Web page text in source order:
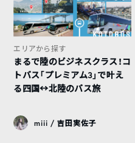
エリアから探す
まるで陸のビジネスクラス！コ
トバス「プレミアム3」で叶え
る四国↔︎北陸のバス旅
miii / 吉田実佐子